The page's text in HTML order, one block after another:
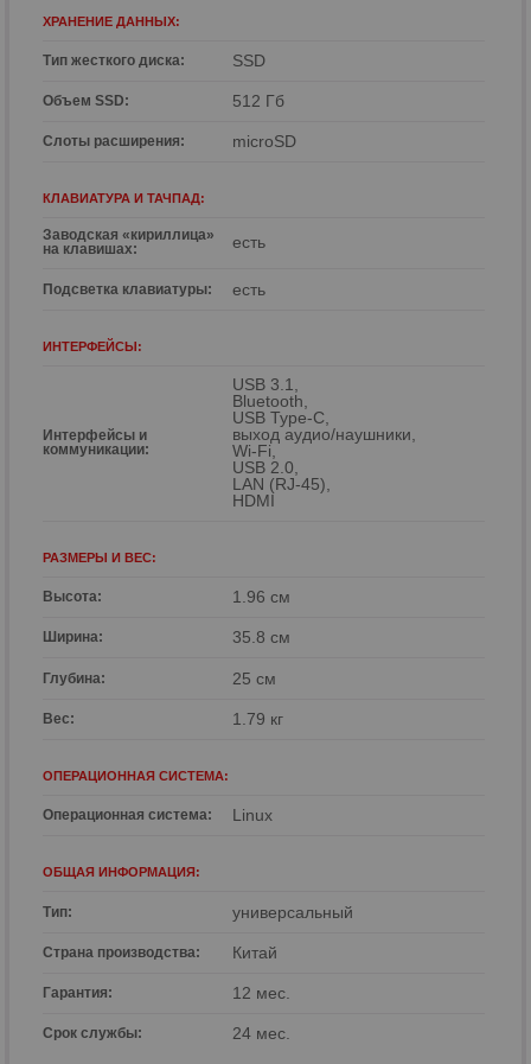
ХРАНЕНИЕ ДАННЫХ:
Тип жесткого диска: SSD
Объем SSD: 512 Гб
Слоты расширения: microSD
КЛАВИАТУРА И ТАЧПАД:
Заводская «кириллица»
на клавишах:
есть
Подсветка клавиатуры: есть
ИНТЕРФЕЙСЫ:
Интерфейсы и
коммуникации:
USB 3.1,
Bluetooth,
USB Type-C,
выход аудио/наушники,
Wi-Fi,
USB 2.0,
LAN (RJ-45),
HDMI
РАЗМЕРЫ И ВЕС:
Высота: 1.96 см
Ширина: 35.8 см
Глубина: 25 см
Вес: 1.79 кг
ОПЕРАЦИОННАЯ СИСТЕМА:
Операционная система: Linux
ОБЩАЯ ИНФОРМАЦИЯ:
Тип: универсальный
Страна производства: Китай
Гарантия: 12 мес.
Срок службы: 24 мес.